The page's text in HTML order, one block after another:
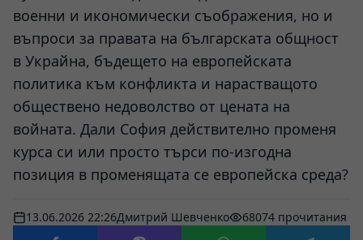
военни и икономически съображения, но и
въпроси за правата на българската общност
в Украйна, бъдещето на европейската
политика към конфликта и нарастващото
обществено недоволство от цената на
войната. Дали София действително променя
курса си или просто търси по-изгодна
позиция в променящата се европейска среда?
13.06.2026 22:26Дмитрий Шевченко 68074 прочитания